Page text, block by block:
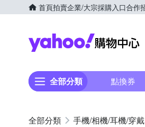
首頁拍賣企業/大宗採購入口合作
全部分類 點換券
手機/相機/耳機/穿戴